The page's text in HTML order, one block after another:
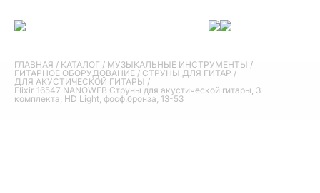
ГЛАВНАЯ / КАТАЛОГ / МУЗЫКАЛЬНЫЕ ИНСТРУМЕНТЫ /
ГИТАРНОЕ ОБОРУДОВАНИЕ / СТРУНЫ ДЛЯ ГИТАР /
ДЛЯ АКУСТИЧЕСКОЙ ГИТАРЫ /
Elixir 16547 NANOWEB Струны для акустической гитары, 3
комплекта, HD Light, фосф.бронза, 13-53